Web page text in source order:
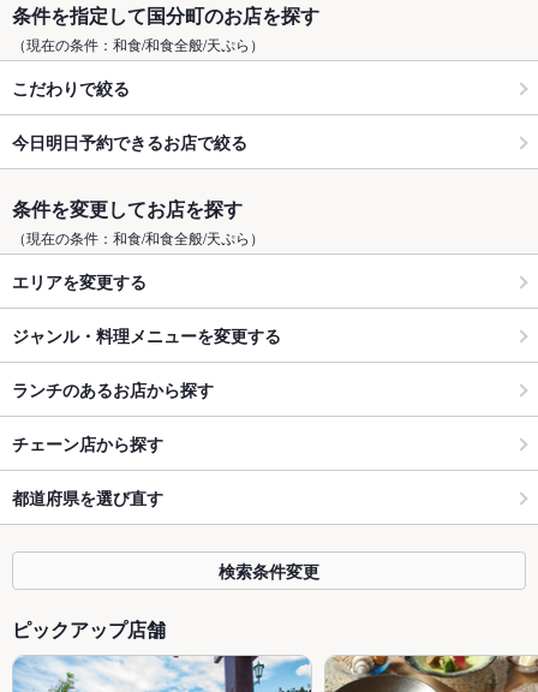
条件を指定して国分町のお店を探す
（現在の条件：和食/和食全般/天ぷら）
こだわりで絞る
今日明日予約できるお店で絞る
条件を変更してお店を探す
（現在の条件：和食/和食全般/天ぷら）
エリアを変更する
ジャンル・料理メニューを変更する
ランチのあるお店から探す
チェーン店から探す
都道府県を選び直す
検索条件変更
ピックアップ店舗